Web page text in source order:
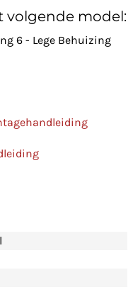
volgende model:
6 - Lege Behuizing